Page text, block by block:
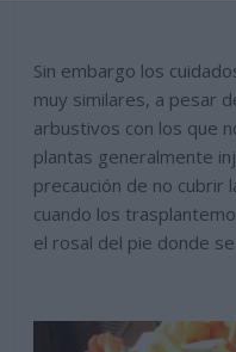
Sin embargo los
muy similares, a pesar
arbustivos con los que
plantas generalmente
precaución de no cubrir
cuando los
el rosal del pie donde